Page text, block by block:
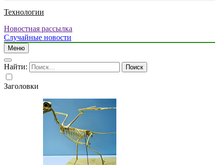
Технологии
Новостная рассылка
Случайные новости
Меню
Найти:
Заголовки